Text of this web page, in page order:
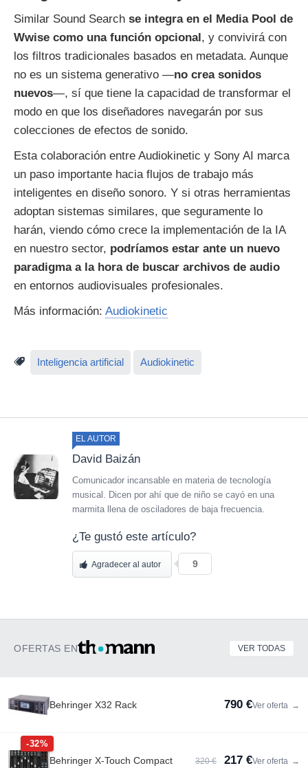
Similar Sound Search se integra en el Media Pool de
Wwise como una función opcional, y convivirá con
los filtros tradicionales basados en metadata. Aunque
no es un sistema generativo —no crea sonidos
nuevos—, sí que tiene la capacidad de transformar el
modo en que los diseñadores navegarán por sus
colecciones de efectos de sonido.
Esta colaboración entre Audiokinetic y Sony AI marca
un paso importante hacia flujos de trabajo más
inteligentes en diseño sonoro. Y si otras herramientas
adoptan sistemas similares, que seguramente lo
harán, viendo cómo crece la implementación de la IA
en nuestro sector, podríamos estar ante un nuevo
paradigma a la hora de buscar archivos de audio
en entornos audiovisuales profesionales.
Más información: Audiokinetic
Inteligencia artificial Audiokinetic
EL AUTOR
David Baizán
Comunicador incansable en materia de tecnología
musical. Dicen por ahí que de niño se cayó en una
marmita llena de osciladores de baja frecuencia.
¿Te gustó este artículo?
Agradecer al autor 9
OFERTAS EN VER TODAS
Behringer X32 Rack 790 €Ver oferta →
-32%
Behringer X-Touch Compact 320 € 217 €Ver oferta →